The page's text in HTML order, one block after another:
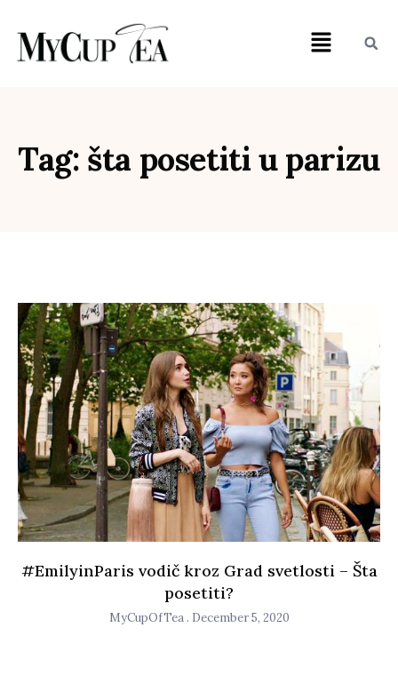
Tag: šta posetiti u parizu
#EmilyinParis vodič kroz Grad svetlosti – Šta
posetiti?
MyCupOfTea December 5, 2020